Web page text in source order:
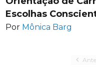
Escolhas
Por Mônica Barg